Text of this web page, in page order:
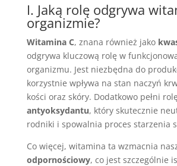
I. Jaką rolę odgrywa
organizmie?
Witamina C, znana również jako
odgrywa kluczową rolę w
organizmu. Jest niezbędna do
korzystnie wpływa na stan naczyń
kości oraz skóry. Dodatkowo pełni
antyoksydantu, który skutecznie
rodniki i spowalnia proces starzenia
Co więcej, witamina ta wzmacnia
odpornościowy, co jest szczególnie